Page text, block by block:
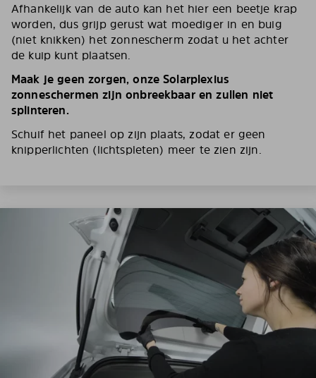
Afhankelijk van de auto kan het hier een beetje krap
worden, dus grijp gerust wat moediger in en buig
(niet knikken) het zonnescherm zodat u het achter
de kuip kunt plaatsen.
Maak je geen zorgen, onze Solarplexius
zonneschermen zijn onbreekbaar en zullen niet
splinteren.
Schuif het paneel op zijn plaats, zodat er geen
knipperlichten (lichtspleten) meer te zien zijn.